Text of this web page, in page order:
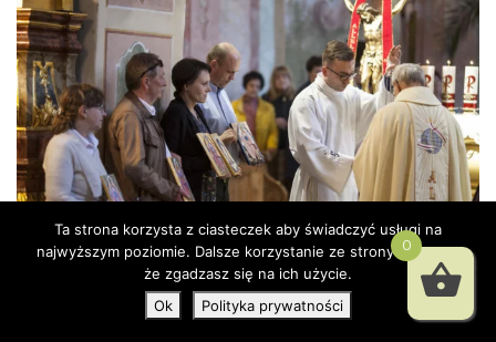
0
Ta strona korzysta z ciasteczek aby świadczyć usługi na
najwyższym poziomie. Dalsze korzystanie ze strony oznacza,
że zgadzasz się na ich użycie.
Ok
Polityka prywatności